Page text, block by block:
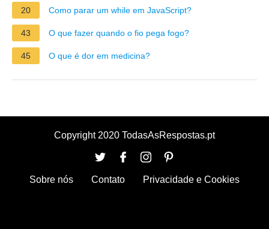
20 Como parar um while em JavaScript?
43 O que fazer quando o fio pega fogo?
45 O que é dor em medicina?
Copyright 2020 TodasAsRespostas.pt
Sobre nós Contato Privacidade e Cookies